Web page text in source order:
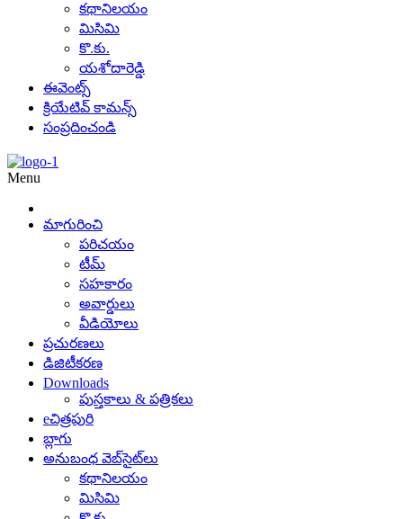
కథానిలయం
మిసిమి
కొ.కు.
యశోదారెడ్డి
ఈవెంట్స్
క్రియేటివ్ కామన్స్
సంప్రదించండి
Menu
మాగురించి
పరిచయం
టీమ్
సహకారం
అవార్డులు
వీడియోలు
ప్రచురణలు
డిజిటీకరణ
Downloads
పుస్తకాలు & పత్రికలు
eచిత్రపురి
బ్లాగు
అనుబంధ వెబ్‌సైట్‌లు
కథానిలయం
మిసిమి